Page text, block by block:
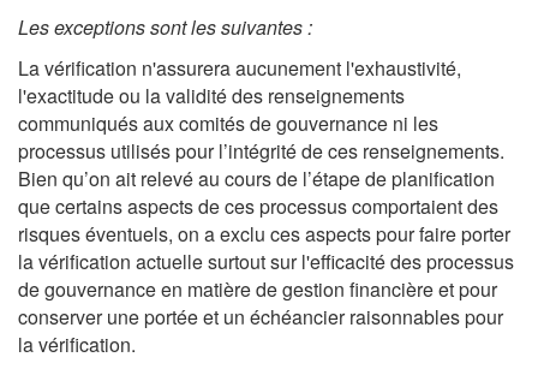
Les exceptions sont les suivantes :
La vérification n'assurera aucunement l'exhaustivité,
l'exactitude ou la validité des renseignements
communiqués aux comités de gouvernance ni les
processus utilisés pour l’intégrité de ces renseignements.
Bien qu’on ait relevé au cours de l’étape de planification
que certains aspects de ces processus comportaient des
risques éventuels, on a exclu ces aspects pour faire porter
la vérification actuelle surtout sur l'efficacité des processus
de gouvernance en matière de gestion financière et pour
conserver une portée et un échéancier raisonnables pour
la vérification.